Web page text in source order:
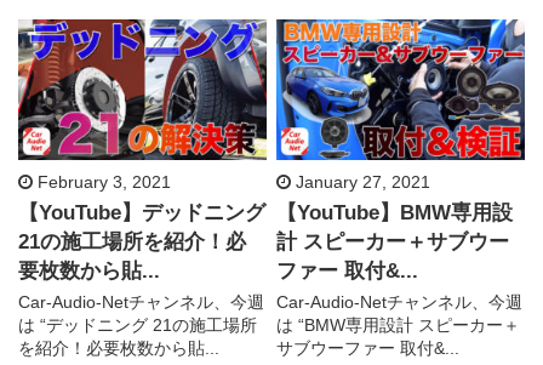
February 3, 2021
【YouTube】デッドニング
21の施工場所を紹介！必
要枚数から貼...
Car-Audio-Netチャンネル、今週
は “デッドニング 21の施工場所
を紹介！必要枚数から貼...
January 27, 2021
【YouTube】BMW専用設
計 スピーカー＋サブウー
ファー 取付&...
Car-Audio-Netチャンネル、今週
は “BMW専用設計 スピーカー＋
サブウーファー 取付&...